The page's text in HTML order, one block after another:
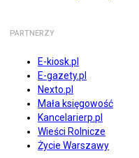
PARTNERZY
E-kiosk.pl
E-gazety.pl
Nexto.pl
Mała księgowość
Kancelarierp.pl
Wieści Rolnicze
Życie Warszawy